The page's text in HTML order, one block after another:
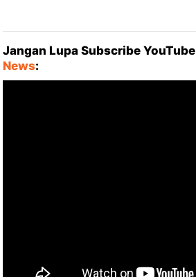
Jangan Lupa Subscribe YouTube
News: